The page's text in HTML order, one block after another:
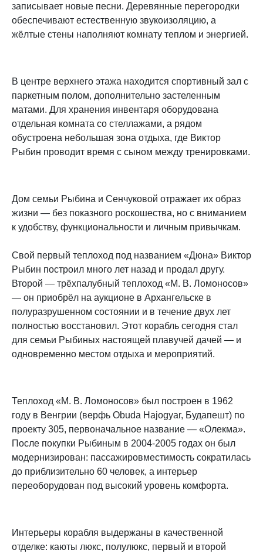
записывает новые песни. Деревянные перегородки
обеспечивают естественную звукоизоляцию, а
жёлтые стены наполняют комнату теплом и энергией.
В центре верхнего этажа находится спортивный зал с
паркетным полом, дополнительно застеленным
матами. Для хранения инвентаря оборудована
отдельная комната со стеллажами, а рядом
обустроена небольшая зона отдыха, где Виктор
Рыбин проводит время с сыном между тренировками.
Дом семьи Рыбина и Сенчуковой отражает их образ
жизни — без показного роскошества, но с вниманием
к удобству, функциональности и личным привычкам.
Свой первый теплоход под названием «Дюна» Виктор
Рыбин построил много лет назад и продал другу.
Второй — трёхпалубный теплоход «М. В. Ломоносов»
— он приобрёл на аукционе в Архангельске в
полуразрушенном состоянии и в течение двух лет
полностью восстановил. Этот корабль сегодня стал
для семьи Рыбиных настоящей плавучей дачей — и
одновременно местом отдыха и мероприятий.
Теплоход «М. В. Ломоносов» был построен в 1962
году в Венгрии (верфь Obuda Hajogyar, Будапешт) по
проекту 305, первоначальное название — «Олекма».
После покупки Рыбиным в 2004-2005 годах он был
модернизирован: пассажировместимость сократилась
до приблизительно 60 человек, а интерьер
переоборудован под высокий уровень комфорта.
Интерьеры корабля выдержаны в качественной
отделке: каюты люкс, полулюкс, первый и второй